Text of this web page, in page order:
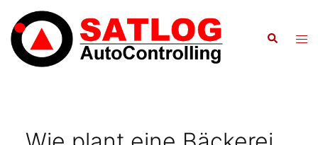
Inhalt
springen
Suche